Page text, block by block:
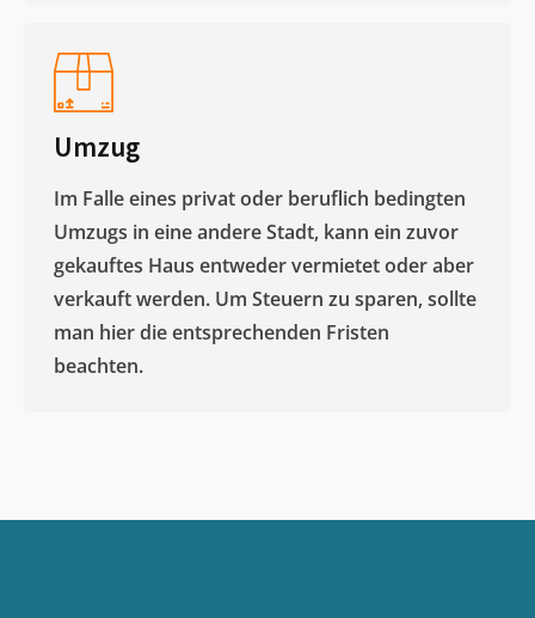
Umzug
Im Falle eines privat oder beruflich bedingten
Umzugs in eine andere Stadt, kann ein zuvor
gekauftes Haus entweder vermietet oder aber
verkauft werden. Um Steuern zu sparen, sollte
man hier die entsprechenden Fristen
beachten.